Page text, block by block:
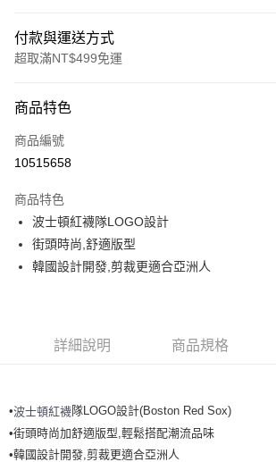
付款與運送方式
超取滿NT$499免運
信用卡一次付款
超商取貨付款
Apple Pay
街口支付
全家取貨付款<未取貨列黑名單/不支援離島取退>
全家取貨<不支援離島取退>
每筆NT$60，滿NT$499(含以上)免運費
商品特色
商品編號
10515658
商品特色
波士頓紅襪隊LOGO設計
街頭時尚,舒適版型
韓國設計開發,剪裁更適合亞洲人
詳細說明 商品規格
•波士頓紅襪隊LOGO設計(Boston Red Sox)
•街頭時尚加舒適版型,輕鬆搭配潮流品味
•韓國設計開發,剪裁更適合亞洲人